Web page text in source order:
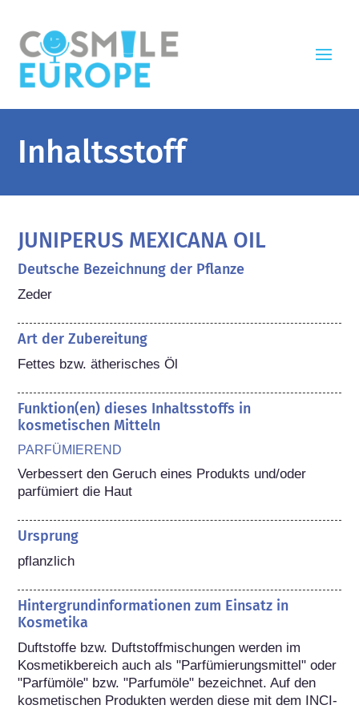
Inhaltsstoff
JUNIPERUS MEXICANA OIL
Deutsche Bezeichnung der Pflanze
Zeder
Art der Zubereitung
Fettes bzw. ätherisches Öl
Funktion(en) dieses Inhaltsstoffs in
kosmetischen Mitteln
PARFÜMIEREND
Verbessert den Geruch eines Produkts und/oder
parfümiert die Haut
Ursprung
pflanzlich
Hintergrundinformationen zum Einsatz in
Kosmetika
Duftstoffe bzw. Duftstoffmischungen werden im
Kosmetikbereich auch als "Parfümierungsmittel" oder
"Parfümöle" bzw. "Parfumöle" bezeichnet. Auf den
kosmetischen Produkten werden diese mit dem INCI-